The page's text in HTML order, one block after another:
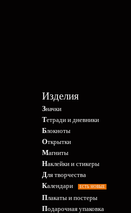
Изделия
Значки
Тетради и дневники
Блокноты
Открытки
Магниты
Наклейки и стикеры
Для творчества
Календари
ЕСТЬ НОВЫЕ
Плакаты и постеры
Подарочная упаковка